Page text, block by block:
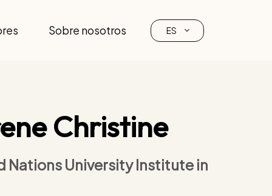
Sobre nosotros ES
Christine
Nations University Institute in